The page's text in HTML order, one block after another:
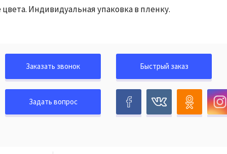
Индивидуальная упаковка в пленку.
Заказать звонок
Задать вопрос
Быстрый заказ